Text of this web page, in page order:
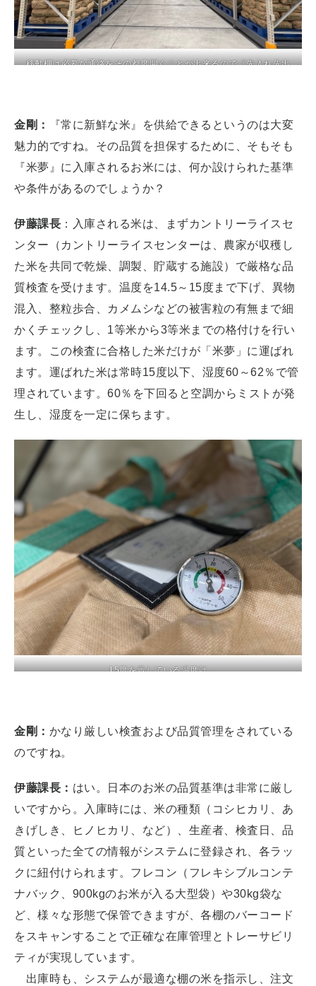
移動棚は必要な通路をその都度開くことが出来るので『先入れ先出
金剛：
『常に新鮮な米』を供給できるというのは大変
魅力的ですね。その品質を担保するために、そもそも
『米夢』に入庫されるお米には、何か設けられた基準
や条件があるのでしょうか？
伊藤課長 ：入庫される米は、まずカントリーライスセ
ンター（カントリーライスセンターは、農家が収穫し
た米を共同で乾燥、調製、貯蔵する施設）で厳格な品
質検査を受けます。温度を14.5～15度まで下げ、異物
混入、整粒歩合、カメムシなどの被害粒の有無まで細
かくチェックし、1等米から3等米までの格付けを行い
ます。この検査に合格した米だけが「米夢」に運ばれ
ます。運ばれた米は常時15度以下、湿度60～62％で管
理されています。60％を下回ると空調からミストが発
生し、湿度を一定に保ちます。
15度を示している温度計
金剛： かなり厳しい検査および品質管理をされている
のですね。
伊藤課長： はい。日本のお米の品質基準は非常に厳し
いですから。入庫時には、米の種類（コシヒカリ、あ
きげしき、ヒノヒカリ、など）、生産者、検査日、品
質といった全ての情報がシステムに登録され、各ラッ
クに紐付けられます。フレコン（フレキシブルコンテ
ナバック、900kgのお米が入る大型袋）や30kg袋な
ど、様々な形態で保管できますが、各棚のバーコード
をスキャンすることで正確な在庫管理とトレーサビリ
ティが実現しています。
出庫時も、システムが最適な棚の米を指示し、注文